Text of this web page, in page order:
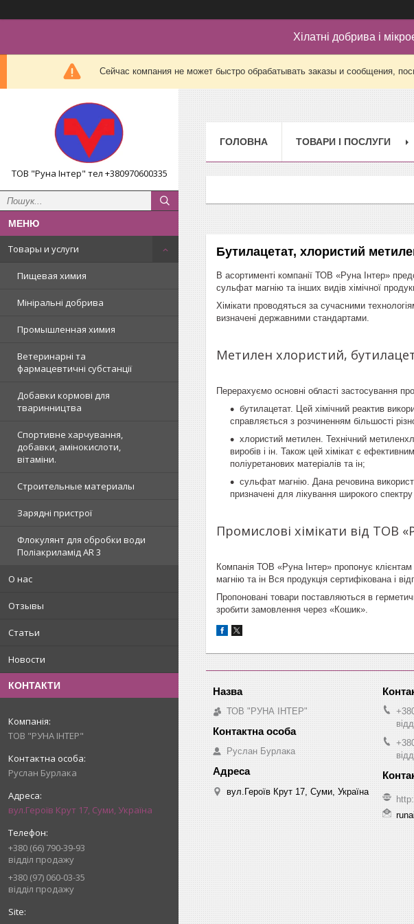
Хілатні добрива і
Сейчас компания не может быстро обрабатывать заказы и сообщения,
ТОВ "Руна Інтер" тел +380970600335
Товары и услуги
Пищевая химия
Мініральні добрива
Промышленная химия
Ветеринарні та
фармацевтичні субстанції
Добавки кормові для
тваринництва
Спортивне харчування,
добавки, амінокислоти,
вітаміни.
Строительные материалы
Зарядні пристрої
Флокулянт для обробки води
Поліакриламід AR 3
О нас
Отзывы
Статьи
Новости
КОНТАКТИ
ТОВ "РУНА ІНТЕР"
Руслан Бурлака
вул.Героїв Крут 17, Суми, Україна
+380 (66) 790-39-93
відділ продажу
+380 (97) 060-03-35
відділ продажу
ГОЛОВНА ТОВАРИ І ПОСЛУГИ
Бутилацетат, хлористий
В асортименті компанії ТОВ «Руна Інтер»
сульфат магнію та інших видів хімічної
Хімікати проводяться за сучасними
визначені державними стандартами.
Метилен хлористий,
Перерахуємо основні області застосування
бутилацетат. Цей хімічний реактив
справляється з розчиненням більшості
хлористий метилен. Технічний
виробів і ін. Також цей хімікат є
поліуретанових матеріалів та ін;
сульфат магнію. Дана речовина
призначені для лікування широкого
Промислові хімікати від ТОВ
Компанія ТОВ «Руна Інтер» пропонує
магнію та ін Вся продукція сертифікована і
Пропоновані товари поставляються в
зробити замовлення через «Кошик».
ТОВ "РУНА ІНТЕР"
Руслан Бурлака
вул.Героїв Крут 17, Суми, Україна